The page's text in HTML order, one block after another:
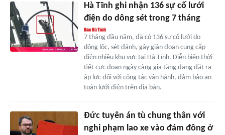
Hà Tĩnh ghi nhận 136 sự cố lưới
điện do dông sét trong 7 tháng
7 tháng đầu năm, đã có 136 sự cố lưới do
dông lốc, sét đánh, gây gián đoạn cung cấp
điện nhiều khu vực tại Hà Tĩnh. Diễn biến thời
tiết cực đoan ngày càng gia tăng đang đặt ra
áp lực đối với công tác vận hành, đảm bảo an
toàn lưới điện trên địa bàn.
Đức tuyên án tù chung thân với
nghi phạm lao xe vào đám đông ở